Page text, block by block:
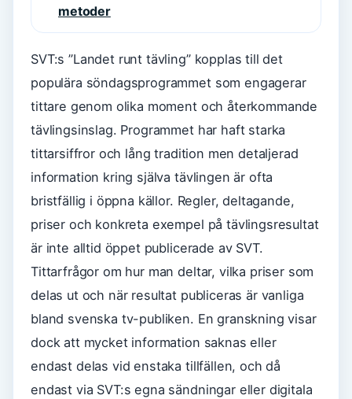
metoder
SVT:s ”Landet runt tävling” kopplas till det
populära söndagsprogrammet som engagerar
tittare genom olika moment och återkommande
tävlingsinslag. Programmet har haft starka
tittarsiffror och lång tradition men detaljerad
information kring själva tävlingen är ofta
bristfällig i öppna källor. Regler, deltagande,
priser och konkreta exempel på tävlingsresultat
är inte alltid öppet publicerade av SVT.
Tittarfrågor om hur man deltar, vilka priser som
delas ut och när resultat publiceras är vanliga
bland svenska tv-publiken. En granskning visar
dock att mycket information saknas eller
endast delas vid enstaka tillfällen, och då
endast via SVT:s egna sändningar eller digitala